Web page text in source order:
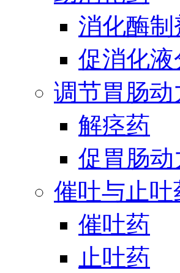
消化酶制
促消化液
调节胃肠动
解痉药
促胃肠动
催吐与止吐
催吐药
止吐药